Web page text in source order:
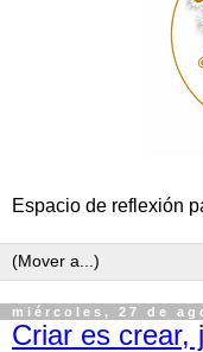
Espacio de reflexión
miércoles, 27 de
Criar es crear,